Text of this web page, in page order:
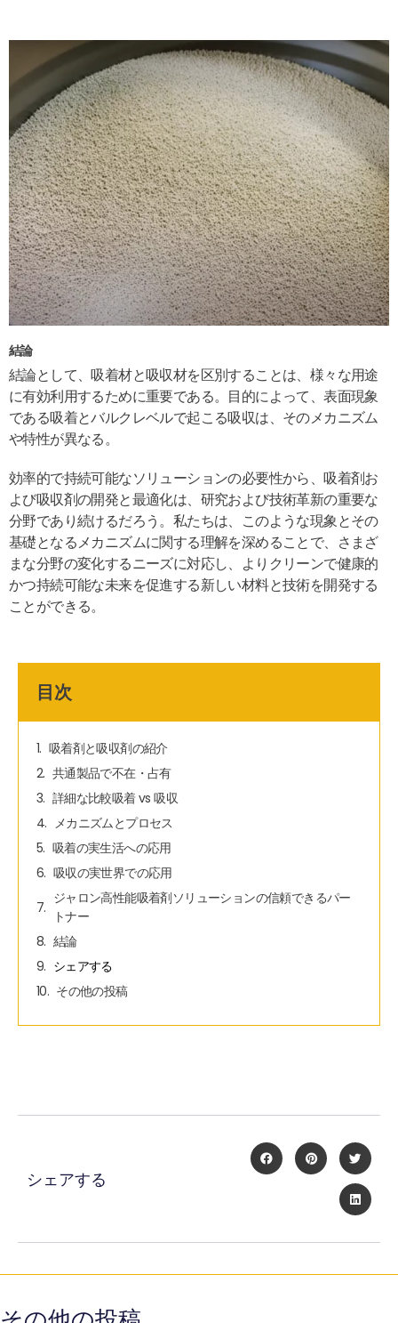
結論
結論として、吸着材と吸収材を区別することは、様々な用途
に有効利用するために重要である。目的によって、表面現象
である吸着とバルクレベルで起こる吸収は、そのメカニズム
や特性が異なる。
効率的で持続可能なソリューションの必要性から、吸着剤お
よび吸収剤の開発と最適化は、研究および技術革新の重要な
分野であり続けるだろう。私たちは、このような現象とその
基礎となるメカニズムに関する理解を深めることで、さまざ
まな分野の変化するニーズに対応し、よりクリーンで健康的
かつ持続可能な未来を促進する新しい材料と技術を開発する
ことができる。
目次
吸着剤と吸収剤の紹介
共通製品で不在・占有
詳細な比較吸着 vs 吸収
メカニズムとプロセス
吸着の実生活への応用
吸収の実世界での応用
ジャロン高性能吸着剤ソリューションの信頼できるパー
トナー
結論
シェアする
その他の投稿
シェアする